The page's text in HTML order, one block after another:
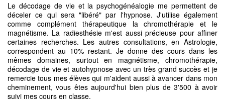
Le décodage de vie et la psychogénéalogie me permettent de
déceler ce qui sera "libéré" par l'hypnose. J'utilise également
comme complément thérapeutique la chromothérapie et le
magnétisme. La radiesthésie m'est aussi précieuse pour affiner
certaines recherches. Les autres consultations, en Astrologie,
correspondent au 10% restant. Je donne des cours dans les
mêmes domaines, surtout en magnétisme, chromothérapie,
décodage de vie et autohypnose avec un très grand succès et je
remercie tous mes élèves qui m'aident aussi à avancer dans mon
cheminement, vous êtes aujourd'hui bien plus de 3'500 à avoir
suivi mes cours en classe.